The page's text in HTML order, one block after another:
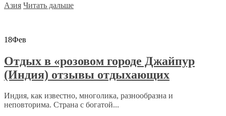
Азия Читать дальше
18Фев
Отдых в «розовом городе Джайпур
(Индия) отзывы отдыхающих
Индия, как известно, многолика, разнообразна и
неповторима. Страна с богатой...